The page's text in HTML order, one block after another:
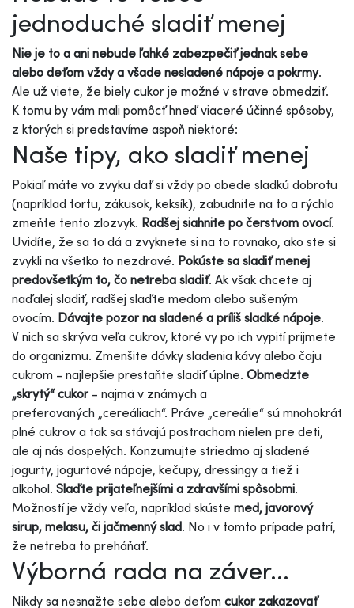
jednoduché sladiť menej
Nie je to a ani nebude ľahké zabezpečiť jednak sebe
alebo deťom vždy a všade nesladené nápoje a pokrmy.
Ale už viete, že biely cukor je možné v strave obmedziť.
K tomu by vám mali pomôcť hneď viaceré účinné spôsoby,
z ktorých si predstavíme aspoň niektoré:
Naše tipy, ako sladiť menej
Pokiaľ máte vo zvyku dať si vždy po obede sladkú dobrotu
(napríklad tortu, zákusok, keksík), zabudnite na to a rýchlo
zmeňte tento zlozvyk. Radšej siahnite po čerstvom ovocí.
Uvidíte, že sa to dá a zvyknete si na to rovnako, ako ste si
zvykli na všetko to nezdravé. Pokúste sa sladiť menej
predovšetkým to, čo netreba sladiť. Ak však chcete aj
naďalej sladiť, radšej slaďte medom alebo sušeným
ovocím. Dávajte pozor na sladené a príliš sladké nápoje.
V nich sa skrýva veľa cukrov, ktoré vy po ich vypití prijmete
do organizmu. Zmenšite dávky sladenia kávy alebo čaju
cukrom - najlepšie prestaňte sladiť úplne. Obmedzte
„skrytý“ cukor - najmä v známych a
preferovaných „cereáliach“. Práve „cereálie“ sú mnohokrát
plné cukrov a tak sa stávajú postrachom nielen pre deti,
ale aj nás dospelých. Konzumujte striedmo aj sladené
jogurty, jogurtové nápoje, kečupy, dressingy a tiež i
alkohol. Slaďte prijateľnejšími a zdravšími spôsobmi.
Možností je vždy veľa, napríklad skúste med, javorový
sirup, melasu, či jačmenný slad. No i v tomto prípade patrí,
že netreba to preháňať.
Výborná rada na záver...
Nikdy sa nesnažte sebe alebo deťom cukor zakazovať